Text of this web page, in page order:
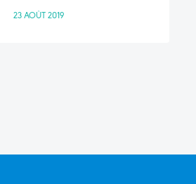
23 AOÛT 2019